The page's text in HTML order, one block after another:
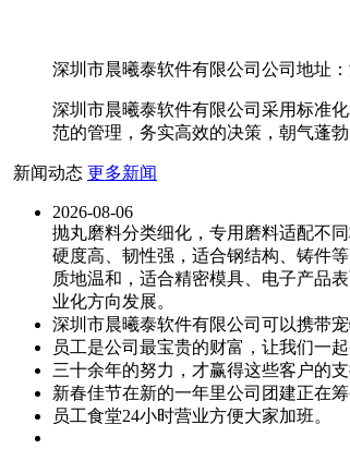
深圳市晨曦泰软件有限公司公司地址
深圳市晨曦泰软件有限公司采用标准
范的管理，务实高效的决策，朝气蓬
新闻动态 更多新闻
2026-08-06
抛丸磨料分类细化，专用磨料适配不
硬度高、韧性强，适合钢结构、铸件
质地温和，适合精密模具、电子产品
业化方向发展。
深圳市晨曦泰软件有限公司可以携带宠
员工是公司最宝贵的财富，让我们一
三十余年的努力，才赢得这些客户的
新春佳节在新的一年里公司团建正在
员工食堂24小时营业方便大家加班。